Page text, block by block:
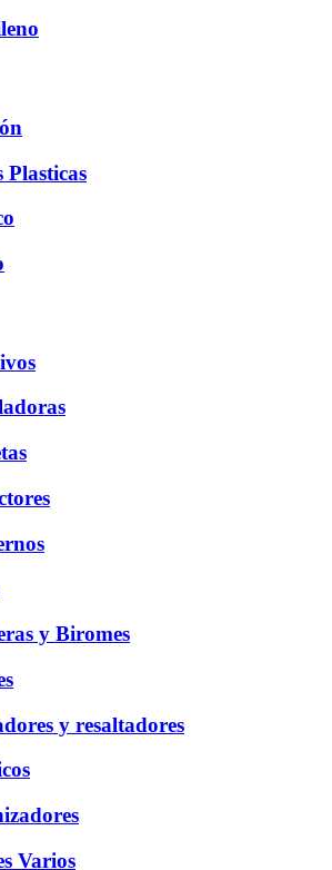
Plasticas
y Biromes
y resaltadores
Varios